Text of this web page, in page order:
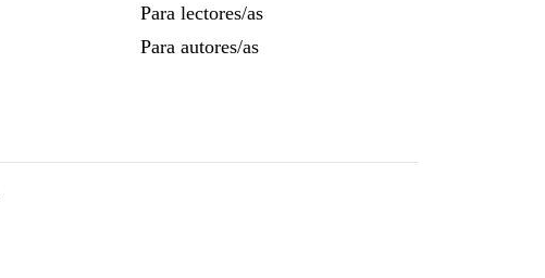
Para lectores/as
Para autores/as